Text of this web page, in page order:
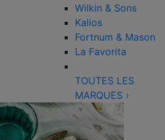
Wilkin & Sons
Kalios
Fortnum & Mason
La Favorita
TOUTES LES
MARQUES ›